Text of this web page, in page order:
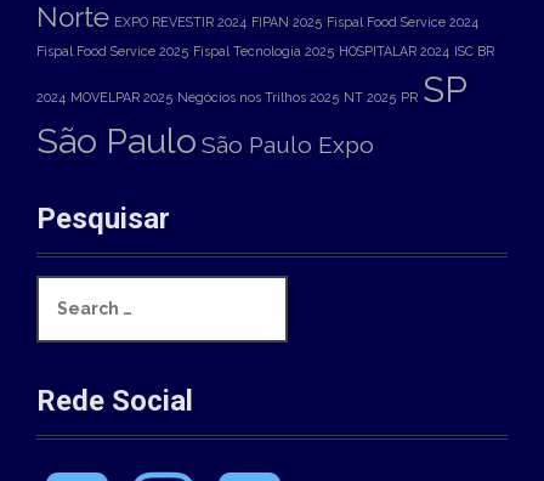
Norte EXPO REVESTIR 2024 FIPAN 2025 Fispal Food Service 2024
Fispal Food Service 2025 Fispal Tecnologia 2025 HOSPITALAR 2024 ISC BR
2024 MOVELPAR 2025 Negócios nos Trilhos 2025 NT 2025 PR SP
São Paulo São Paulo Expo
Pesquisar
a
c
h
f
Rede Social